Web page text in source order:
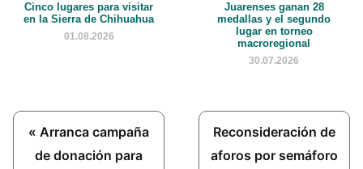
Cinco lugares para visitar
en la Sierra de Chihuahua
01.08.2026
Juarenses ganan 28
medallas y el segundo
lugar en torneo
macroregional
30.07.2026
Previous
Post:
« Arranca campaña
de donación para
Next
Post:
Reconsideración de
aforos por semáforo